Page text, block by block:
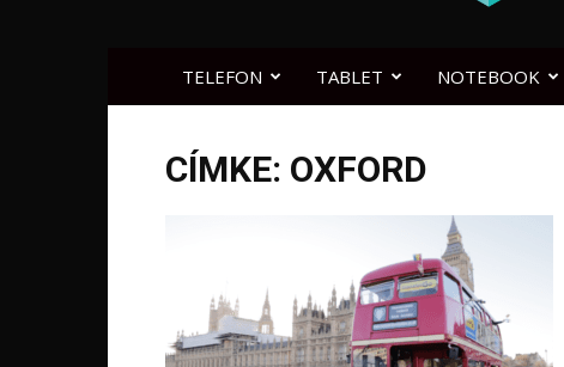
TELEFON TABLET NOTEBOOK
CÍMKE: OXFORD